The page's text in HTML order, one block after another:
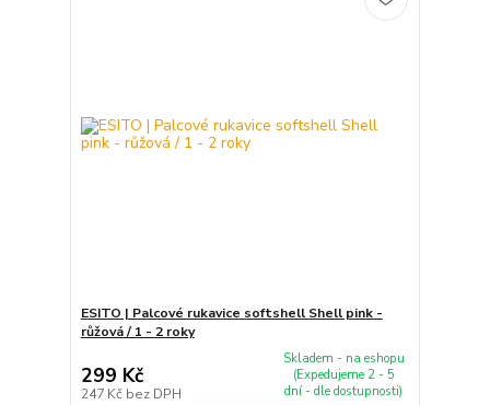
ESITO | Palcové rukavice softshell Shell pink -
růžová / 1 - 2 roky
299 Kč
247 Kč bez DPH
Skladem - na eshopu
(Expedujeme 2 - 5
dní - dle dostupnosti)